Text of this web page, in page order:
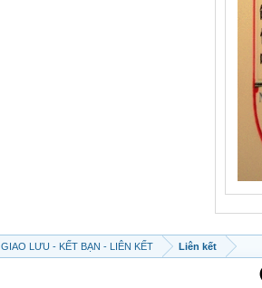
GIAO LƯU - KẾT BẠN - LIÊN KẾT Liên kết